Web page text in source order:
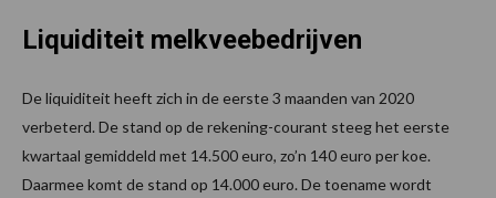
Liquiditeit melkveebedrijven
De liquiditeit heeft zich in de eerste 3 maanden van 2020
verbeterd. De stand op de rekening-courant steeg het eerste
kwartaal gemiddeld met 14.500 euro, zo’n 140 euro per koe.
Daarmee komt de stand op 14.000 euro. De toename wordt